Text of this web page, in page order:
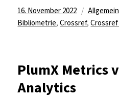
Veröffentlicht
am
16. November 2022 Allgemein
Bibliometrie,Crossref,
PlumX Metrics
Analytics